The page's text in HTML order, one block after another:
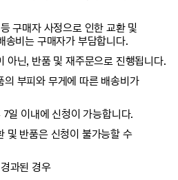
구매자 사정으로 인한 교환 및
송비는 구매자가 부담합니다.
아닌, 반품 및 재주문으로 진행됩니다.
의 부피와 무게에 따른 배송비가
일 이내에 신청이 가능합니다.
및 반품은 신청이 불가능할 수
과된 경우